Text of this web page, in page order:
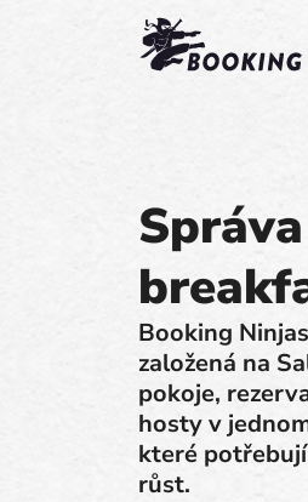
Booking
založená na
pokoje,
hosty v
které
růst.